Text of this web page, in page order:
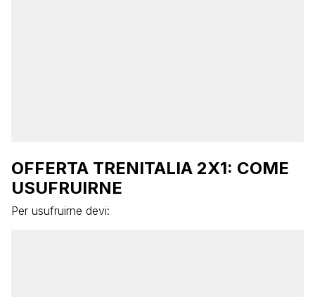
OFFERTA TRENITALIA 2X1: COME
USUFRUIRNE
Per usufruirne devi: